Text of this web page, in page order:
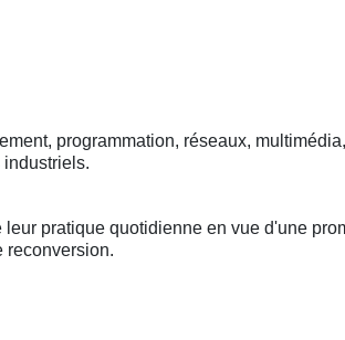
programmation, réseaux,
pratique quotidienne en vue d'une
reconversion.